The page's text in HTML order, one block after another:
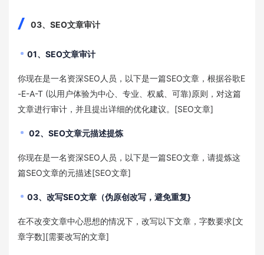
03、SEO文章审计
01、SEO文章审计
你现在是一名资深SEO人员，以下是一篇SEO文章，根据谷歌E
-E-A-T (以用户体验为中心、专业、权威、可靠)原则，对这篇
文章进行审计，并且提出详细的优化建议。[SEO文章]
02、SEO文章元描述提炼
你现在是一名资深SEO人员，以下是一篇SEO文章，请提炼这
篇SEO文章的元描述[SEO文章]
03、改写SEO文章（伪原创改写，避免重复}
在不改变文章中心思想的情况下，改写以下文章，字数要求[文
章字数][需要改写的文章]